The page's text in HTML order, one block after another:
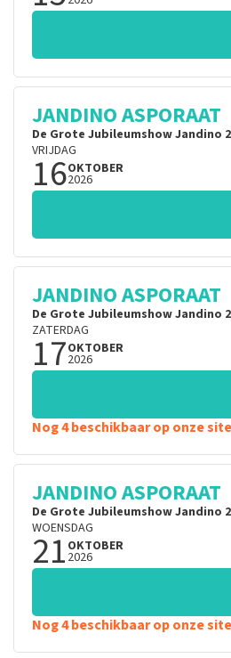
JANDINO ASPORAAT
De Grote Jubileumshow Jandino
VRIJDAG
16OKTOBER
2026
JANDINO ASPORAAT
De Grote Jubileumshow Jandino
ZATERDAG
17OKTOBER
2026
Nog 4 beschikbaar op onze site
JANDINO ASPORAAT
De Grote Jubileumshow Jandino
WOENSDAG
21 OKTOBER
2026
Nog 4 beschikbaar op onze site